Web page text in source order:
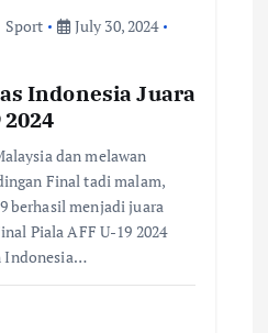
Sport
July 30, 2024
Indonesia Juara
dan melawan
Final tadi malam,
berhasil menjadi juara
Piala AFF U-19 2024
Indonesia…